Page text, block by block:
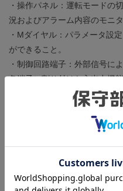
・操作パネル：運転モードの
況およびアラーム内容のモニ
・Mダイヤル：パラメータ設
ができること。
・制御回路端子：外部信号に
各端子に割り付けた入出力機
・アナログ入力：外部ボリュ
調整ができること。
・電源出力：PC端子より
※出荷前にパラメータは初期